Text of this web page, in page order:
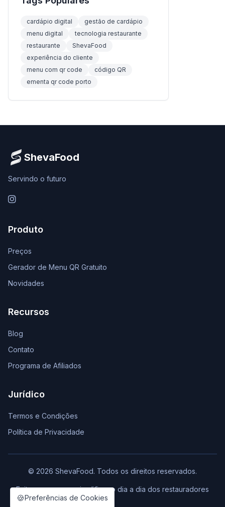
cardápio digital
gestão de cardápio
menu digital
tecnologia restaurante
restaurante
ShevaFood
experiência do cliente
menu com qr code
código QR
ementa qr code porto
ShevaFood
Servindo o futuro
Instagram
Produto
Preços
Gerador de Menu QR Gratuito
Novidades
Recursos
Blog
Contato
Programa de Afiliados
Jurídico
Termos e Condições
Política de Privacidade
© 2026 ShevaFood. Todos os direitos reservados.
Feito com ❤️ para simplificar o dia a dia dos restauradores
🍪Preferências de Cookies